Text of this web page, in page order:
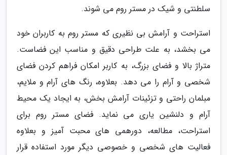
سلطنتی و شیک در مستر روم می شوند.
استراحت و آرامش بی نظیری که مستر روم به کاربران خود
می بخشد، به علت طراحی دقیق و مناسب این فضاست.
متراژ بالا و فضای بزرگ، به کاربر امکان فراهم کردن فضای
شخصی و آرام را می دهد. بعلاوه، رنگ های آرام و ملایم،
مبلمان راحتی و تزئینات آرامش بخش، به ایجاد یک محیط
آرام و دلنشین یاری می نماید. فضای مستر روم برای
استراحت، مطالعه، دورهمی های محبت آمیز و بعلاوه
فعالیت های شخصی و خصوصی دیگر مورد استفاده قرار